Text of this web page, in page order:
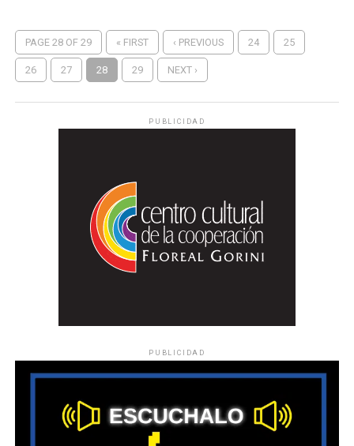
PAGE 28 OF 29 « FIRST ‹ PREVIOUS 24 25
26 27 28 29 NEXT ›
PUBLICIDAD
PUBLICIDAD